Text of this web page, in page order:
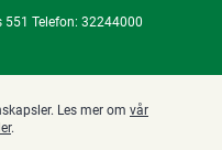
551 Telefon: 32244000
Les mer om vår
.